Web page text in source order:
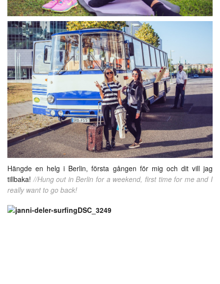
Hängde en helg i Berlin, första gången för mig och dit vill jag
tillbaka! //Hung out in Berlin for a weekend, first time for me and I
really want to go back!